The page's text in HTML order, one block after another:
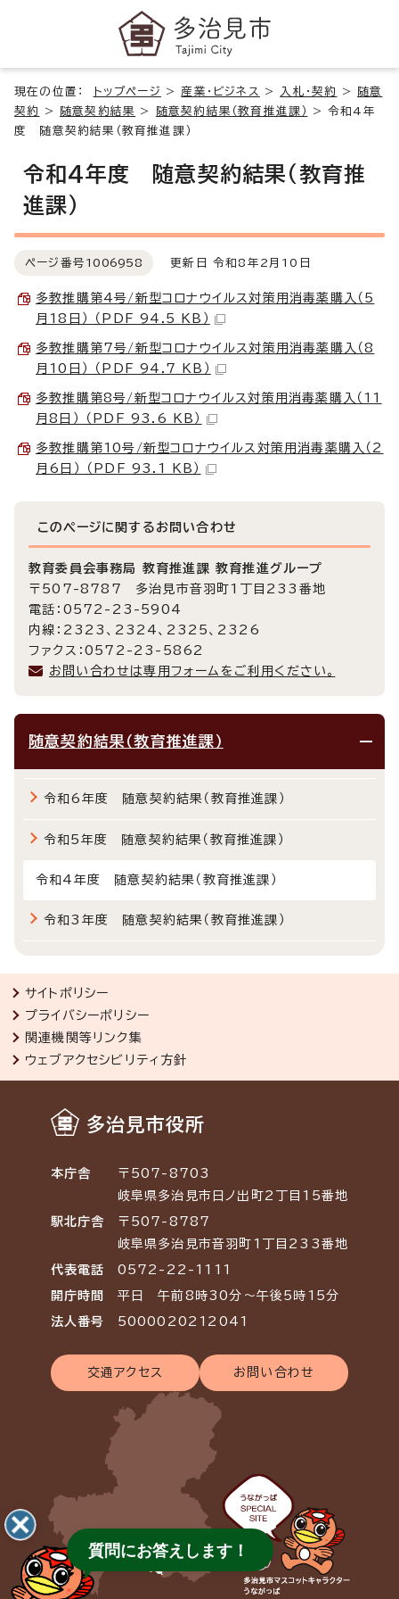
現在の位置： トップページ > 産業・ビジネス > 入札・契約 >
随意
契約
> 随意契約結果 > 随意契約結果（教育推進課） >令和4年
度 随意契約結果（教育推進課）
令和4年度 随意契約結果（教育推
進課）
ページ番号 1006958 更新日 令和8年2月10日
多教推購第4号/新型コロナウイルス対策用消毒薬購入（5
月18日） （PDF 94.5 KB）
多教推購第7号/新型コロナウイルス対策用消毒薬購入（8
月10日） （PDF 94.7 KB）
多教推購第8号/新型コロナウイルス対策用消毒薬購入（11
月8日） （PDF 93.6 KB）
多教推購第10号/新型コロナウイルス対策用消毒薬購入（2
月6日） （PDF 93.1 KB）
このページに関する お問い合わせ
教育委員会事務局 教育推進課 教育推進グループ
〒507-8787 多治見市音羽町1丁目233番地
電話：0572-23-5904
内線：2323、2324、2325、2326
ファクス：0572-23-5862
お問い合わせは専用フォームをご利用ください。
随意契約結果（教育推進課）
令和6年度 随意契約結果（教育推進課）
令和5年度 随意契約結果（教育推進課）
令和4年度 随意契約結果（教育推進課）
令和3年度 随意契約結果（教育推進課）
サイトポリシー
プライバシーポリシー
関連機関等リンク集
ウェブアクセシビリティ方針
多治見市役所
本庁舎
〒507-8703
岐阜県多治見市日ノ出町2丁目15番地
駅北庁舎
〒507-8787
岐阜県多治見市音羽町1丁目233番地
代表電話 0572-22-1111
開庁時間 平日 午前8時30分～午後5時15分
法人番号 5000020212041
交通アクセス お問い合わせ
質問にお答えします！